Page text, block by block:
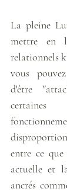
La pleine
mettre en
relationnels
vous
d'être
entre ce
actuelle et
ancrés